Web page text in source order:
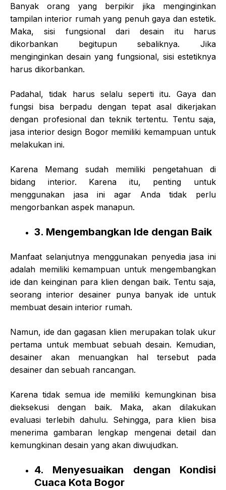
Banyak orang yang berpikir jika menginginkan
tampilan interior rumah yang penuh gaya dan estetik.
Maka, sisi fungsional dari desain itu harus
dikorbankan begitupun sebaliknya. Jika
menginginkan desain yang fungsional, sisi estetiknya
harus dikorbankan.
Padahal, tidak harus selalu seperti itu. Gaya dan
fungsi bisa berpadu dengan tepat asal dikerjakan
dengan profesional dan teknik tertentu. Tentu saja,
jasa interior design Bogor memiliki kemampuan untuk
melakukan ini.
Karena Memang sudah memiliki pengetahuan di
bidang interior. Karena itu, penting untuk
menggunakan jasa ini agar Anda tidak perlu
mengorbankan aspek manapun.
3. Mengembangkan Ide dengan Baik
Manfaat selanjutnya menggunakan penyedia jasa ini
adalah memiliki kemampuan untuk mengembangkan
ide dan keinginan para klien dengan baik. Tentu saja,
seorang interior desainer punya banyak ide untuk
membuat desain interior rumah.
Namun, ide dan gagasan klien merupakan tolak ukur
pertama untuk membuat sebuah desain. Kemudian,
desainer akan menuangkan hal tersebut pada
desainer dan sebuah rancangan.
Karena tidak semua ide memiliki kemungkinan bisa
dieksekusi dengan baik. Maka, akan dilakukan
evaluasi terlebih dahulu. Sehingga, para klien bisa
menerima gambaran lengkap mengenai detail dan
kemungkinan desain yang akan diwujudkan.
4. Menyesuaikan dengan Kondisi
Cuaca Kota Bogor